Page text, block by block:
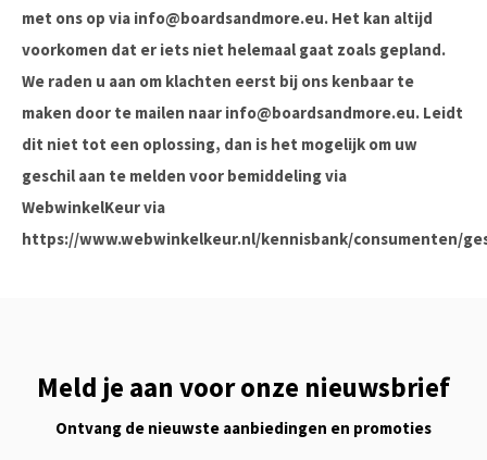
met ons op via info@boardsandmore.eu. Het kan altijd
voorkomen dat er iets niet helemaal gaat zoals gepland.
We raden u aan om klachten eerst bij ons kenbaar te
maken door te mailen naar info@boardsandmore.eu. Leidt
dit niet tot een oplossing, dan is het mogelijk om uw
geschil aan te melden voor bemiddeling via
WebwinkelKeur via
https://www.webwinkelkeur.nl/kennisbank/consumenten/
Meld je aan voor onze nieuwsbrief
Ontvang de nieuwste aanbiedingen en promoties